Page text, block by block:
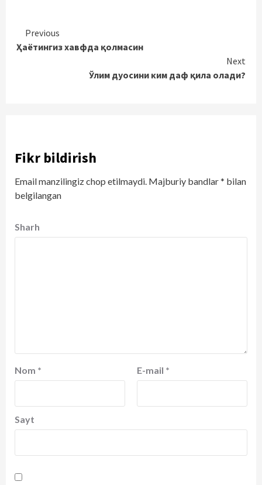
Continue
Reading
Previous
Ҳаётингиз хавфда қолмасин
Next
Ўлим дуосини ким даф қила олади?
Fikr bildirish
Email manzilingiz chop etilmaydi. Majburiy bandlar* bilan
belgilangan
Sharh
Nom * E-mail *
Sayt